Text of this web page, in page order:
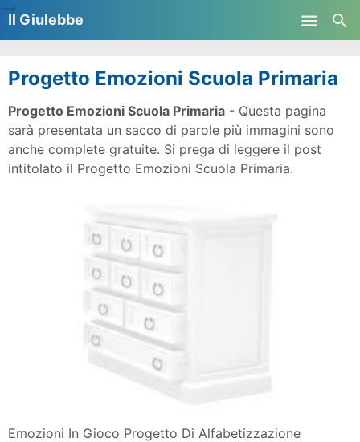
Il Giulebbe
Progetto Emozioni Scuola Primaria
Progetto Emozioni Scuola Primaria - Questa pagina
sarà presentata un sacco di parole più immagini sono
anche complete gratuite. Si prega di leggere il post
intitolato il Progetto Emozioni Scuola Primaria.
Emozioni In Gioco Progetto Di Alfabetizzazione